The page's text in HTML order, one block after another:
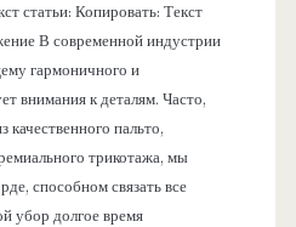
статьи: Копировать: Текст
В современной индустрии
гармоничного и
внимания к деталям. Часто,
качественного пальто,
трикотажа, мы
способном связать все
убор долгое время